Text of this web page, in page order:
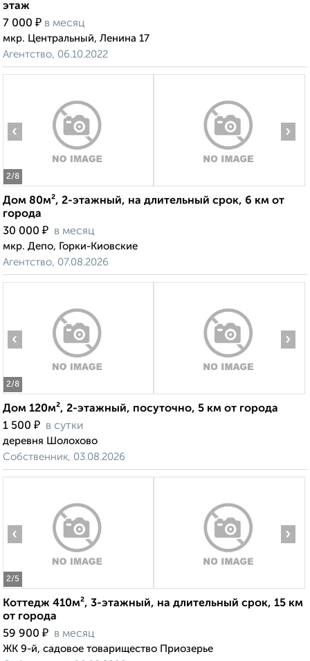
этаж
7 000 ₽ в месяц
мкр. Центральный, Ленина 17
Агентство, 06.10.2022
2/8
‹ ›
Дом 80м², 2-этажный, на длительный срок, 6 км от
города
30 000 ₽ в месяц
мкр. Депо, Горки-Киовские
Агентство, 07.08.2026
2/8
‹ ›
Дом 120м², 2-этажный, посуточно, 5 км от города
1 500 ₽ в сутки
деревня Шолохово
Собственник, 03.08.2026
2/5
‹ ›
Коттедж 410м², 3-этажный, на длительный срок, 15 км
от города
59 900 ₽ в месяц
ЖК 9-й, садовое товарищество Приозерье